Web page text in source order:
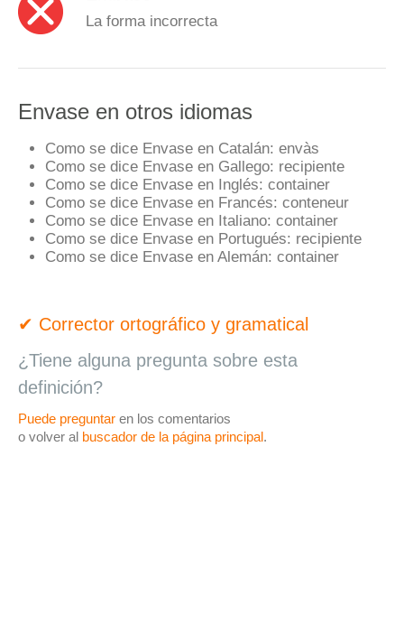
La forma incorrecta
Envase en otros idiomas
Como se dice Envase en Catalán: envàs
Como se dice Envase en Gallego: recipiente
Como se dice Envase en Inglés: container
Como se dice Envase en Francés: conteneur
Como se dice Envase en Italiano: container
Como se dice Envase en Portugués: recipiente
Como se dice Envase en Alemán: container
✔ Corrector ortográfico y gramatical
¿Tiene alguna pregunta sobre esta
definición?
Puede preguntar en los comentarios
o volver al buscador de la página principal.